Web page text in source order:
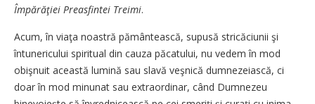
Împărăţiei Preasfintei Treimi.
Acum, în viaţa noastră pământească, supusă stricăciunii şi
întunericului spiritual din cauza păcatului, nu vedem în mod
obişnuit această lumină sau slavă veşnică dumnezeiască, ci
doar în mod minunat sau extraordinar, când Dumnezeu